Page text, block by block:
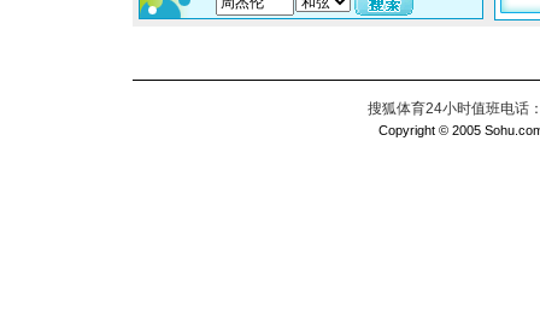
搜狐体育24小时值班电话
Copyright © 2005